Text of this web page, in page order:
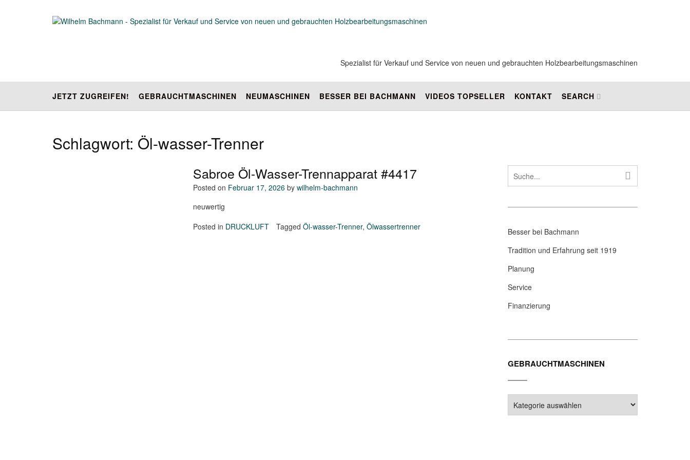
Spezialist für Verkauf und Service von neuen und gebrauchten Holzbearbeitungsmaschinen
JETZT ZUGREIFEN! GEBRAUCHTMASCHINEN NEUMASCHINEN BESSER BEI BACHMANN VIDEOS TOPSELLER KONTAKT SEARCH
Schlagwort: Öl-wasser-Trenner
Sabroe Öl-Wasser-Trennapparat #4417
Posted on Februar 17, 2026by wilhelm-bachmann
neuwertig
Posted in DRUCKLUFT Tagged Öl-wasser-Trenner, Ölwassertrenner
Besser bei Bachmann
Tradition und Erfahrung seit 1919
Planung
Service
Finanzierung
GEBRAUCHTMASCHINEN